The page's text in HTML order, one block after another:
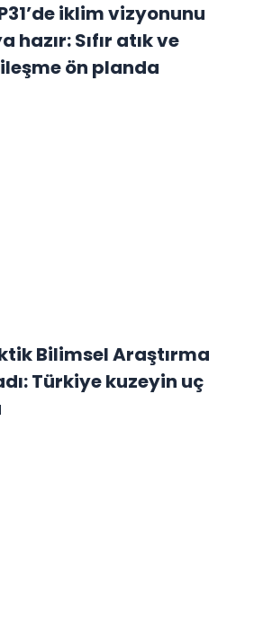
iklim vizyonunu
Sıfır atık ve
ön planda
Bilimsel Araştırma
Türkiye kuzeyin uç